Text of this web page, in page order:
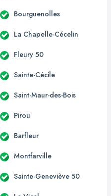
Bourguenolles
La Chapelle-Cécelin
Fleury 50
Sainte-Cécile
Saint-Maur-des-Bois
Pirou
Barfleur
Montfarville
Sainte-Geneviève 50